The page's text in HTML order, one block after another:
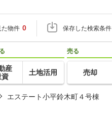
た物件 0 保存した検索条件
産
資
土地活用
売る
売却
エステート小平鈴木町４号棟